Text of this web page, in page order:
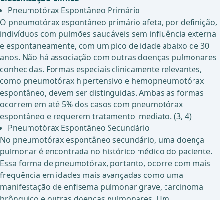
Pneumotórax Espontâneo Primário
O pneumotórax espontâneo primário afeta, por definição,
indivíduos com pulmões saudáveis sem influência externa
e espontaneamente, com um pico de idade abaixo de 30
anos. Não há associação com outras doenças pulmonares
conhecidas. Formas especiais clinicamente relevantes,
como pneumotórax hipertensivo e hemopneumotórax
espontâneo, devem ser distinguidas. Ambas as formas
ocorrem em até 5% dos casos com pneumotórax
espontâneo e requerem tratamento imediato. (3, 4)
Pneumotórax Espontâneo Secundário
No pneumotórax espontâneo secundário, uma doença
pulmonar é encontrada no histórico médico do paciente.
Essa forma de pneumotórax, portanto, ocorre com mais
frequência em idades mais avançadas como uma
manifestação de enfisema pulmonar grave, carcinoma